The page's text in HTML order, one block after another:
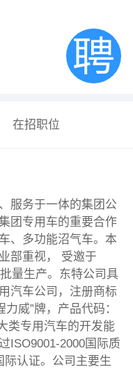
在招职位
服务于一体的集团公
团专用车的重要合作
、多功能沼气车。本
部重视， 受邀于
量生产。东特公司具
汽车公司，注册商标
力威”牌，产品代码：
类专用汽车的开发能
ISO9001-2000国际质
际认证。公司主要生